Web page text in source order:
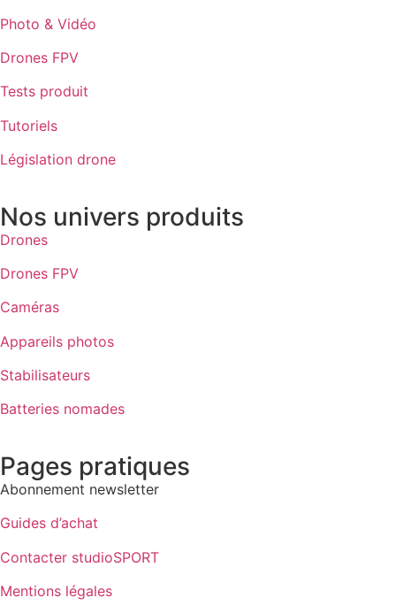
Photo & Vidéo
Drones FPV
Tests produit
Tutoriels
Législation drone
Nos univers produits
Drones
Drones FPV
Caméras
Appareils photos
Stabilisateurs
Batteries nomades
Pages pratiques
Abonnement newsletter
Guides d’achat
Contacter studioSPORT
Mentions légales